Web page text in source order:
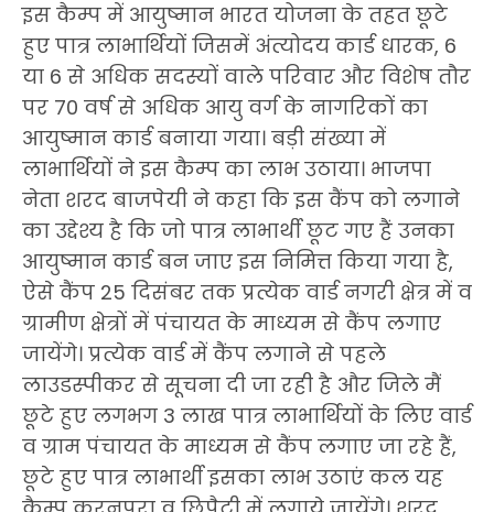
इस कैम्प में आयुष्मान भारत योजना के तहत छूटे
हुए पात्र लाभार्थियों जिसमें अंत्योदय कार्ड धारक, 6
या 6 से अधिक सदस्यों वाले परिवार और विशेष तौर
पर 70 वर्ष से अधिक आयु वर्ग के नागरिकों का
आयुष्मान कार्ड बनाया गया। बड़ी संख्या में
लाभार्थियों ने इस कैम्प का लाभ उठाया। भाजपा
नेता शरद बाजपेयी ने कहा कि इस कैंप को लगाने
का उद्देश्य है कि जो पात्र लाभार्थी छूट गए हैं उनका
आयुष्मान कार्ड बन जाए इस निमित्त किया गया है,
ऐसे कैंप 25 दिसंबर तक प्रत्येक वार्ड नगरी क्षेत्र में व
ग्रामीण क्षेत्रों में पंचायत के माध्यम से कैंप लगाए
जायेंगे। प्रत्येक वार्ड में कैंप लगाने से पहले
लाउडस्पीकर से सूचना दी जा रही है और जिले मैं
छूटे हुए लगभग 3 लाख पात्र लाभार्थियों के लिए वार्ड
व ग्राम पंचायत के माध्यम से कैंप लगाए जा रहे हैं,
छूटे हुए पात्र लाभार्थी इसका लाभ उठाएं कल यह